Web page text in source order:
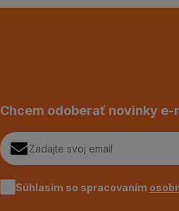
Chcem odoberať novinky e-
Súhlasím so spracovaním